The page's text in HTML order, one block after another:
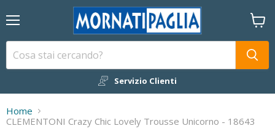
Servizio Clienti
il
Home
CLEMENTONI Crazy Chic Lovely Trousse Unicorno - 18643